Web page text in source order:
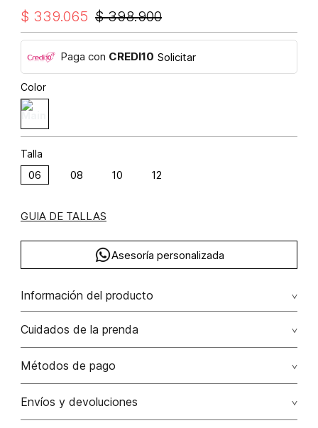
$ 398.900
$ 339.065
Paga con CREDI10 Solicitar
Color
Talla
06 08 10 12
GUIA DE TALLAS
Asesoría personalizada
Información del producto
Falda larga con abertura poliéster 62% algodón 38% 62.00%
poliéster/polyester38.00% algodón/cotton
Cuidados de la prenda
No dejar en remojo /lavar por separado / no utilizar
No usar lejia
Métodos de pago
Tarjetas de crédito: Visa, Dinners, Master Card y American
Envíos y devoluciones